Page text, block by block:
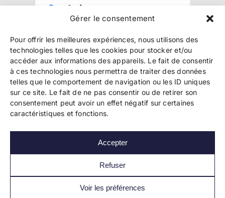
Gérer le consentement
Pour offrir les meilleures expériences, nous utilisons des
technologies telles que les cookies pour stocker et/ou
accéder aux informations des appareils. Le fait de consentir
à ces technologies nous permettra de traiter des données
telles que le comportement de navigation ou les ID uniques
sur ce site. Le fait de ne pas consentir ou de retirer son
consentement peut avoir un effet négatif sur certaines
caractéristiques et fonctions.
Accepter
Refuser
Voir les préférences
Copyright 2024 Bookelis –CGU–CGS–CGPPA–
Mentions légales–Politique de confidentialité–
Paiement et sécurité
Les liens essentiels